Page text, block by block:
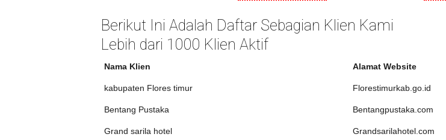
Berikut Ini Adalah Daftar Sebagian Klien Kami
Lebih dari 1000 Klien Aktif
Nama Klien Alamat Website
kabupaten Flores timur Florestimurkab.go.id
Bentang Pustaka Bentangpustaka.com
Grand sarila hotel Grandsarilahotel.com